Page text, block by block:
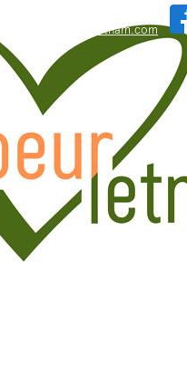
bonjour@aucoeurvietnam.com